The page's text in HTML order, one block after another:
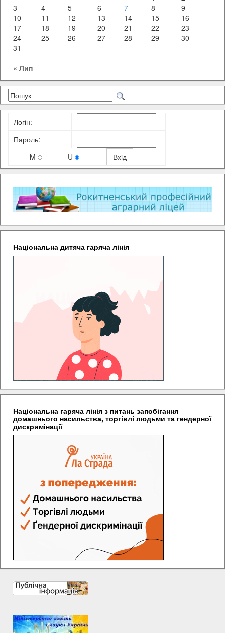
3
4 5 6 7 8
9
10
11 12 13 14 15
16
17
18 19 20 21 22
23
24
25 26 27 28 29
30
31
« Лип
Логiн:
Пароль:
M
U
Національна дитяча гаряча лінія
Національна гаряча лінія з питань запобігання
домашнього насильства, торгівлі людьми та гендерної
дискримінації